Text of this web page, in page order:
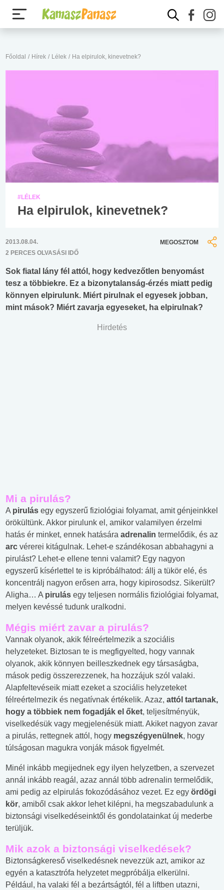
Főoldal / Hírek / Lélek / Ha elpirulok, kinevetnek?
#LÉLEK
Ha elpirulok, kinevetnek?
2013.08.04.
2 PERCES OLVASÁSI IDŐ
MEGOSZTOM
Sok fiatal lány fél attól, hogy kedvezőtlen benyomást
tesz a többiekre. Ez a bizonytalanság-érzés miatt pedig
könnyen elpirulunk. Miért pirulnak el egyesek jobban,
mint mások? Miért zavarja egyeseket, ha elpirulnak?
Hirdetés
Mi a pirulás?
A pirulás egy egyszerű fiziológiai folyamat, amit génjeinkkel
örökültünk. Akkor pirulunk el, amikor valamilyen érzelmi
hatás ér minket, ennek hatására adrenalin termelődik, és az
arc vérerei kitágulnak. Lehet-e szándékosan abbahagyni a
pirulást? Lehet-e ellene tenni valamit? Egy nagyon
egyszerű kísérlettel te is kipróbálhatod: állj a tükör elé, és
koncentrálj nagyon erősen arra, hogy kipirosodsz. Sikerült?
Aligha… A pirulás egy teljesen normális fiziológiai folyamat,
melyen kevéssé tudunk uralkodni.
Mégis miért zavar a pirulás?
Vannak olyanok, akik félreértelmezik a szociális
helyzeteket. Biztosan te is megfigyelted, hogy vannak
olyanok, akik könnyen beilleszkednek egy társaságba,
mások pedig összerezzenek, ha hozzájuk szól valaki.
Alapfeltevéseik miatt ezeket a szociális helyzeteket
félreértelmezik és negatívnak értékelik. Azaz, attól tartanak,
hogy a többiek nem fogadják el őket, teljesítményük,
viselkedésük vagy megjelenésük miatt. Akiket nagyon zavar
a pirulás, rettegnek attól, hogy megszégyenülnek, hogy
túlságosan magukra vonják mások figyelmét.
Minél inkább megijednek egy ilyen helyzetben, a szervezet
annál inkább reagál, azaz annál több adrenalin termelődik,
ami pedig az elpirulás fokozódásához vezet. Ez egy ördögi
kör, amiből csak akkor lehet kilépni, ha megszabadulunk a
biztonsági viselkedéseinktől és gondolatainkat új mederbe
terüljük.
Mik azok a biztonsági viselkedések?
Biztonságkereső viselkedésnek nevezzük azt, amikor az
egyén a katasztrófa helyzetet megpróbálja elkerülni.
Például, ha valaki fél a bezártságtól, fél a liftben utazni,